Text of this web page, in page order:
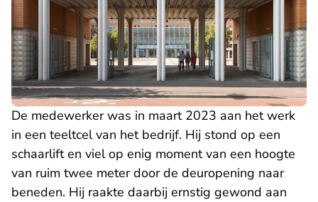
De medewerker was in maart 2023 aan het werk
in een teeltcel van het bedrijf. Hij stond op een
schaarlift en viel op enig moment van een hoogte
van ruim twee meter door de deuropening naar
beneden. Hij raakte daarbij ernstig gewond aan